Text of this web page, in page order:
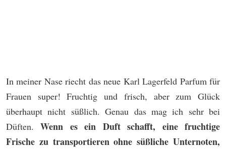
In meiner Nase riecht das neue Karl Lagerfeld Parfum für
Frauen super! Fruchtig und frisch, aber zum Glück
überhaupt nicht süßlich. Genau das mag ich sehr bei
Düften.Wenn es ein Duft schafft, eine fruchtige
Frische zu transportieren ohne süßliche Unternoten,